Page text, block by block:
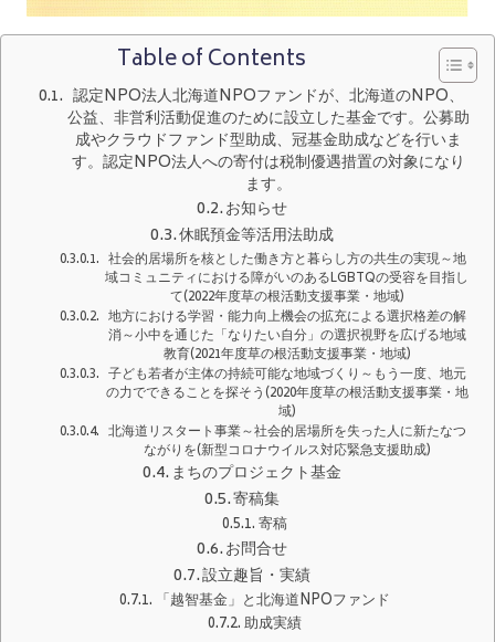
Table of Contents
認定NPO法人北海道NPOファンドが、北海道のNPO、
公益、非営利活動促進のために設立した基金です。公募助
成やクラウドファンド型助成、冠基金助成などを行いま
す。認定NPO法人への寄付は税制優遇措置の対象になり
ます。
お知らせ
休眠預金等活用法助成
社会的居場所を核とした働き方と暮らし方の共生の実現～地
域コミュニティにおける障がいのあるLGBTQの受容を目指し
て(2022年度草の根活動支援事業・地域)
地方における学習・能力向上機会の拡充による選択格差の解
消～小中を通じた「なりたい自分」の選択視野を広げる地域
教育(2021年度草の根活動支援事業・地域)
子ども若者が主体の持続可能な地域づくり～もう一度、地元
の力でできることを探そう(2020年度草の根活動支援事業・地
域)
北海道リスタート事業～社会的居場所を失った人に新たなつ
ながりを(新型コロナウイルス対応緊急支援助成)
まちのプロジェクト基金
寄稿集
寄稿
お問合せ
設立趣旨・実績
「越智基金」と北海道NPOファンド
助成実績